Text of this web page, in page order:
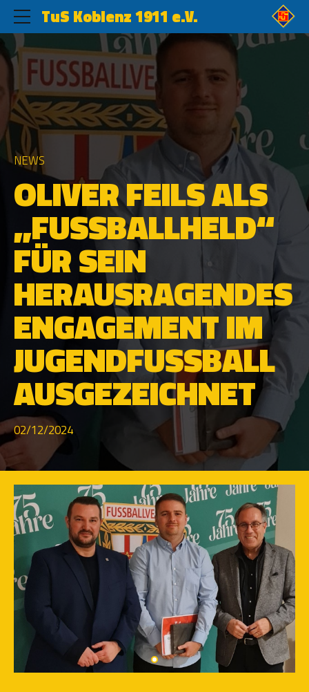
TuS Koblenz 1911 e.V.
NEWS
OLIVER FEILS ALS
„FUSSBALLHELD“ F
ÜR SEIN H
ERAUSRAGENDES E
NGAGEMENT IM J
UGENDFUSSBALL AU
SGEZEICHNET
02/12/2024